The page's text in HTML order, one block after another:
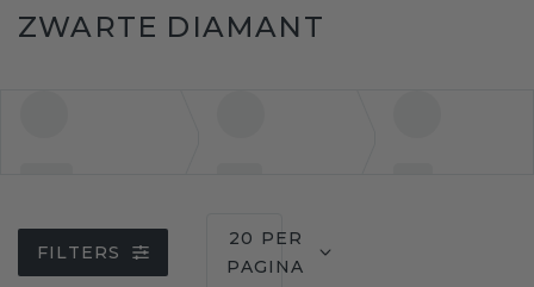
ZWARTE DIAMANT
FILTERS
20 PER
PAGINA